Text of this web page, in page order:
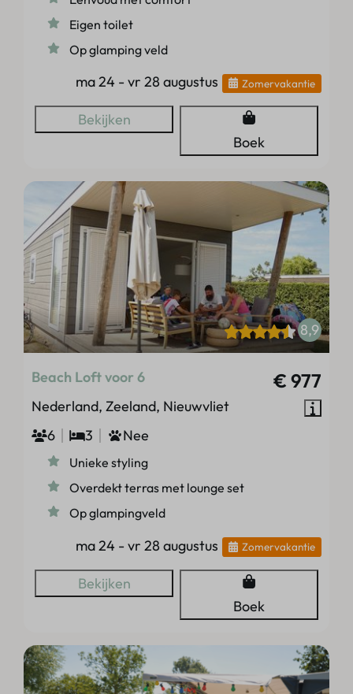
Eigen toilet
Op glamping veld
ma 24 - vr 28 augustus Zomervakantie
Bekijken
Boek
8,9
€ 977
Beach Loft voor 6
Nederland, Zeeland, Nieuwvliet
6
3 Nee
Unieke styling
Overdekt terras met lounge set
Op glampingveld
ma 24 - vr 28 augustus Zomervakantie
Bekijken
Boek